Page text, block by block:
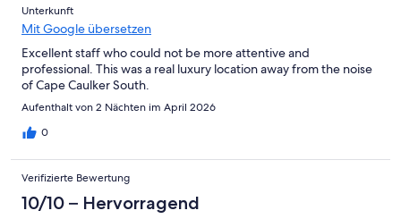
Unterkunft
Mit Google übersetzen
Excellent staff who could not be more attentive and
professional. This was a real luxury location away from the noise
of Cape Caulker South.
Aufenthalt von 2 Nächten im April 2026
0
Verifizierte Bewertung
10/10 – Hervorragend